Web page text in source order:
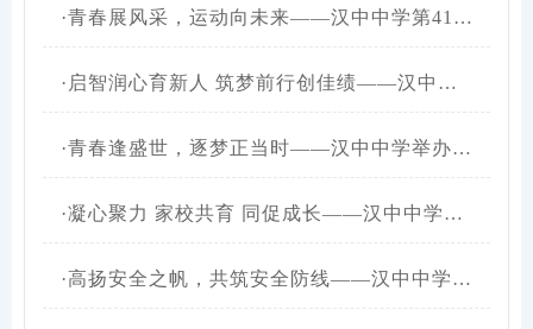
·青春展风采，运动向未来——汉中中学第41届秋季运动会高一年级分会举办
· 启智润心育新人 筑梦前行创佳绩——汉中中学举行2024年秋季开学典礼暨庆祝第40个教师节表彰大会
·青春逢盛世，逐梦正当时——汉中中学举办第十二届校园艺术周展演活动
·凝心聚力 家校共育 同促成长——汉中中学2023级高一年级召开家长会
·高扬安全之帆，共筑安全防线——汉中中学举办第九届“微班会”说课比赛